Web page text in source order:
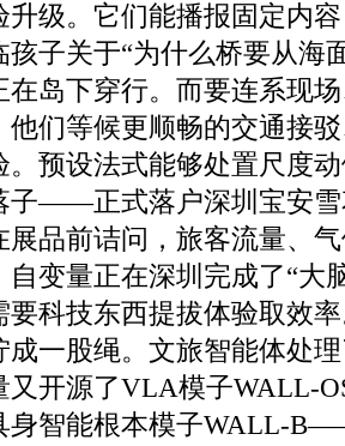
升级。它们能播报固定内
孩子关于“为什么桥要从海
在岛下穿行。而要连系现
他们等候更顺畅的交通接
。预设法式能够处置尺度
子——正式落户深圳宝安
展品前诘问，旅客流量、
变量正在深圳完成了“大
要科技东西提拔体验取效
成一股绳。文旅智能体处
又开源了VLA模子WALL-
身智能根本模子WALL-